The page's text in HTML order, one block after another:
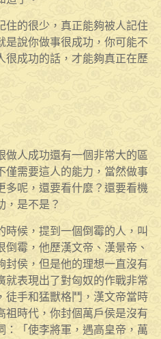
住的很少，真正能夠被人記住
是說你做事很成功，你可能不
很成功的話，才能夠真正在歷
做人成功還有一個非常大的區
僅需要這人的能力，當然做事
多呢，還要看什麼？還要看機
，是不是？
候，提到一個倒霉的人，叫
霉，他歷漢文帝、漢景帝、
封侯，但是他的理想一直沒有
就表現出了對匈奴的作戰非常
徒手和猛獸格鬥，漢文帝當時
祖時代，你封個萬戶侯是沒有
：「使李將軍，遇高皇帝，萬